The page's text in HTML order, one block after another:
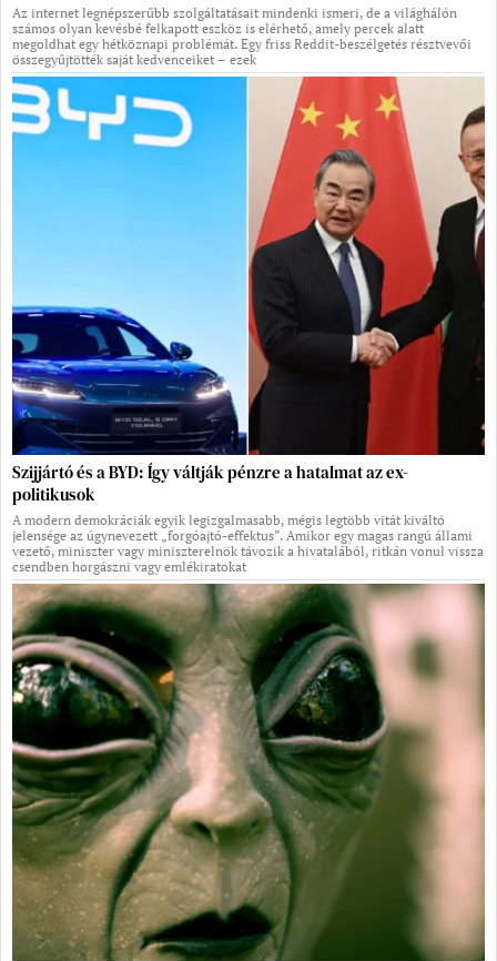
Az internet legnépszerűbb szolgáltatásait mindenki ismeri, de a világhálón
számos olyan kevésbé felkapott eszköz is elérhető, amely percek alatt
megoldhat egy hétköznapi problémát. Egy friss Reddit-beszélgetés résztvevői
összegyűjtötték saját kedvenceiket – ezek
Szijjártó és a BYD: Így váltják pénzre a hatalmat az ex-
politikusok
A modern demokráciák egyik legizgalmasabb, mégis legtöbb vitát kiváltó
jelensége az úgynevezett „forgóajtó-effektus”. Amikor egy magas rangú állami
vezető, miniszter vagy miniszterelnök távozik a hivatalából, ritkán vonul vissza
csendben horgászni vagy emlékiratokat